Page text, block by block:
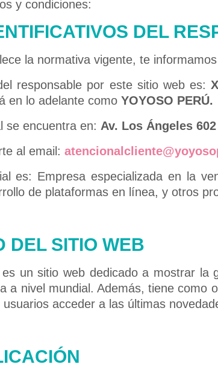
y condiciones:
DEL
la normativa vigente, te
responsable por este sitio web es:
en lo adelante como YOYOSO PERÚ.
se encuentra en: Av. Los Ángeles
al email:
es: Empresa especializada en la
de plataformas en línea, y otros
DEL SITIO WEB
es un sitio web dedicado a mostrar la
a nivel mundial. Además, tiene
acceder a las últimas